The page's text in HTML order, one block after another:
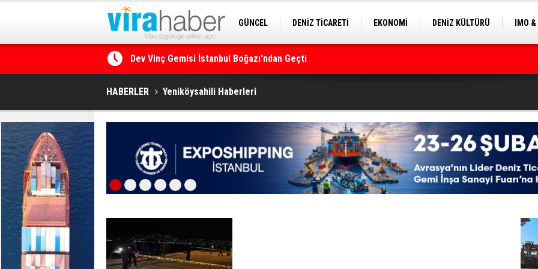
GÜNCEL DENİZ TİCARETİ EKONOMİ DENİZ KÜLTÜRÜ
IMO
Dev Vinç Gemisi İstanbul Boğazı'ndan Geçti
Ege Denizi’nin En Büyük Mercan Ormanı
HABERLER Yeniköysahili Haberleri